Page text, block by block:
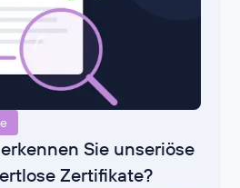
Sie unseriöse
Zertifikate?